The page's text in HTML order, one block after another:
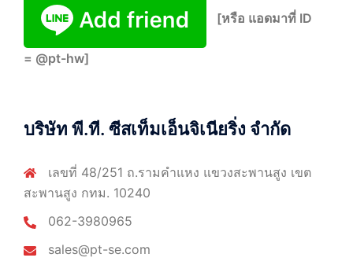
[หรือ แอดมาที่ ID
= @pt-hw]
บริษัท พี.ที. ซีสเท็มเอ็นจิเนียริ่ง จำกัด
เลขที่ 48/251 ถ.รามคำแหง แขวงสะพานสูง เขต
สะพานสูง กทม. 10240
062-3980965
sales@pt-se.com